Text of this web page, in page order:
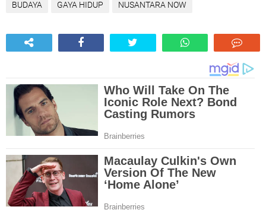
BUDAYA GAYA HIDUP NUSANTARA NOW